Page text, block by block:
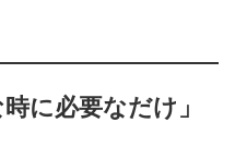
に必要なだけ」